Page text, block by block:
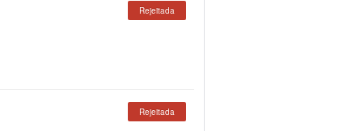
Rejeitada
Rejeitada